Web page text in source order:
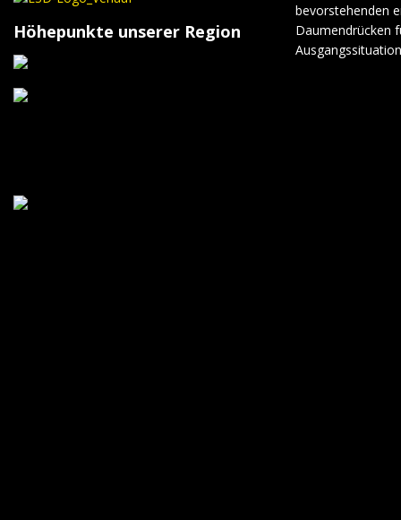
bevorstehenden
Daumendrücken
Höhepunkte unserer Region